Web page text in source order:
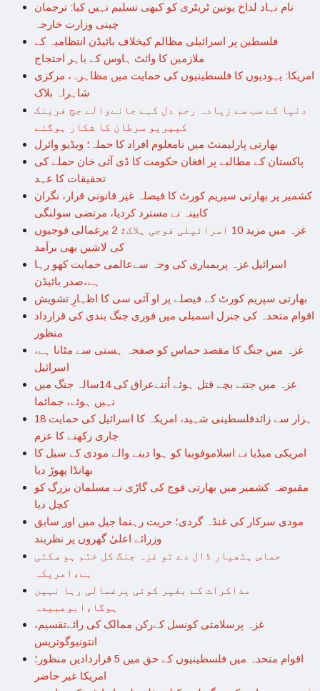
نام نہاد لداخ یونین ٹریٹری کو کبھی تسلیم نہیں کیا: ترجمان
چینی وزارت خارجہ
فلسطین پر اسرائیلی مظالم کیخلاف بائیڈن انتظامیہ کے
ملازمین کا وائٹ ہاوس کے باہر احتجاج
امریکا: یہودیوں کا فلسطینیوں کی حمایت میں مظاہرہ، مرکزی
شاہراہ بلاک
دنیا کے سب سے زیادہ رحم دل کہے جانےوالے جج فرینک
کیپریو سرطان کا شکار ہوگئے
بھارتی پارلیمنٹ میں نامعلوم افراد کا حملہ؛ ویڈیو وائرل
پاکستان کے مطالبے پر افغان حکومت کا ڈی آئی خان حملے کی
تحقیقات کا عہد
کشمیر پر بھارتی سپریم کورٹ کا فیصلہ غیر قانونی قرار، نگران
کابینہ نے مسترد کردیا، مرتضی سولنگی
غزہ میں مزید 10 اسرائیلی فوجی ہلاک؛ 2 یرغمالی فوجیوں
کی لاشیں بھی برآمد
اسرائیل غزہ پربمباری کی وجہ سےعالمی حمایت کھو رہا
ہے،صدر بائیڈن
بھارتی سپریم کورٹ کے فیصلے پر او آئی سی کا اظہارِ تشویش
اقوام متحدہ کی جنرل اسمبلی میں فوری جنگ بندی کی قرارداد
منظور
غزہ میں جنگ کا مقصد حماس کو صفحہ ہستی سے مٹانا ہے،
اسرائیل
غزہ میں جتنے بچے قتل ہوئے اُتنےعراق کی 14سالہ جنگ میں
نہیں ہوئے، جمائما
18 ہزار سے زائدفلسطینی شہید، امریکہ کا اسرائیل کی حمایت
جاری رکھنے کا عزم
امریکی میڈیا نے اسلاموفوبیا کو ہوا دینے والے مودی کے سیل کا
بھانڈا پھوڑ دیا
مقبوضہ کشمیر میں بھارتی فوج کی گاڑی نے مسلمان بزرگ کو
کچل دیا
مودی سرکار کی غنڈہ گردی؛ حریت رہنما جیل میں اور سابق
وزرائے اعلیٰ گھروں پر نظربند
حماس ہتھیار ڈال دے تو غزہ جنگ کل ختم ہو سکتی
ہے،امریکہ
مذاکرات کے بغیر کوئی یرغمالی رہا نہیں
ہوگا،ابوعبیدہ
غزہ پرسلامتی کونسل کےرکن ممالک کی رائےتقسیم،
انتونیوگوتریس
اقوام متحدہ میں فلسطینیوں کے حق میں 5 قراردادیں منظور؛
امریکا غیر حاضر